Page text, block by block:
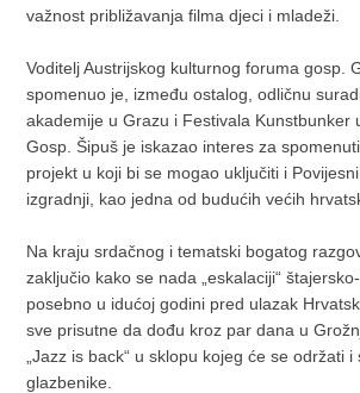
važnost približavanja filma djeci i mladeži.
Voditelj Austrijskog kulturnog foruma gosp.
spomenuo je, između ostalog, odličnu
akademije u Grazu i Festivala Kunstbunker
Gosp. Šipuš je iskazao interes za
projekt u koji bi se mogao uključiti i
izgradnji, kao jedna od budućih većih
Na kraju srdačnog i tematski bogatog
zaključio kako se nada „eskalaciji“
posebno u idućoj godini pred ulazak
sve prisutne da dođu kroz par dana u
„Jazz is back“ u sklopu kojeg će se održati
glazbenike.